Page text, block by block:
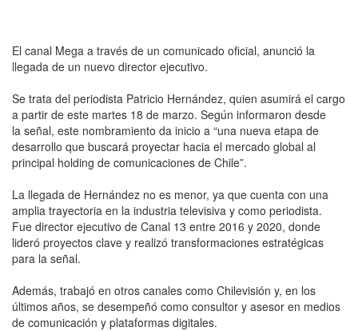
El canal Mega a través de un comunicado oficial, anunció la
llegada de un nuevo director ejecutivo.
Se trata del periodista Patricio Hernández, quien asumirá el cargo
a partir de este martes 18 de marzo. Según informaron desde
la señal, este nombramiento da inicio a “una nueva etapa de
desarrollo que buscará proyectar hacia el mercado global al
principal holding de comunicaciones de Chile”.
La llegada de Hernández no es menor, ya que cuenta con una
amplia trayectoria en la industria televisiva y como periodista.
Fue director ejecutivo de Canal 13 entre 2016 y 2020, donde
lideró proyectos clave y realizó transformaciones estratégicas
para la señal.
Además, trabajó en otros canales como Chilevisión y, en los
últimos años, se desempeñó como consultor y asesor en medios
de comunicación y plataformas digitales.